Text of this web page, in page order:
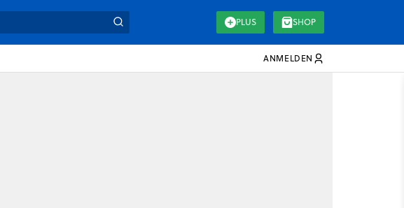
PLUS SHOP
ANMELDEN